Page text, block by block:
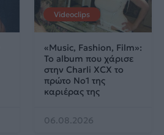
Videoclips
«Music, Fashion, Film»:
Το album που χάρισε
στην Charli XCX το
πρώτο No1 της
καριέρας της
06.08.2026